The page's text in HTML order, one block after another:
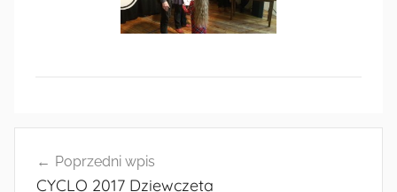
wpisuPoprzedni wpis
CYCLO 2017 Dziewczeta